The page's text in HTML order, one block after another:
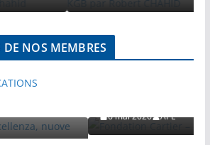
NOS MEMBRES
ACTIVITES
PUBLICATIONS PAR NOS MEMBRES
VISITES ET VOYAGES DE PRESSE
Fondation Cartier – Nuove visioni par
6 mai 2026 APE